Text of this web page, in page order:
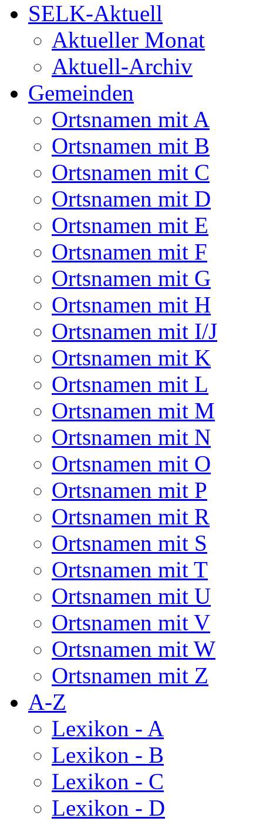
SELK-Aktuell
Aktueller Monat
Aktuell-Archiv
Gemeinden
Ortsnamen mit A
Ortsnamen mit B
Ortsnamen mit C
Ortsnamen mit D
Ortsnamen mit E
Ortsnamen mit F
Ortsnamen mit G
Ortsnamen mit H
Ortsnamen mit I/J
Ortsnamen mit K
Ortsnamen mit L
Ortsnamen mit M
Ortsnamen mit N
Ortsnamen mit O
Ortsnamen mit P
Ortsnamen mit R
Ortsnamen mit S
Ortsnamen mit T
Ortsnamen mit U
Ortsnamen mit V
Ortsnamen mit W
Ortsnamen mit Z
A-Z
Lexikon - A
Lexikon - B
Lexikon - C
Lexikon - D